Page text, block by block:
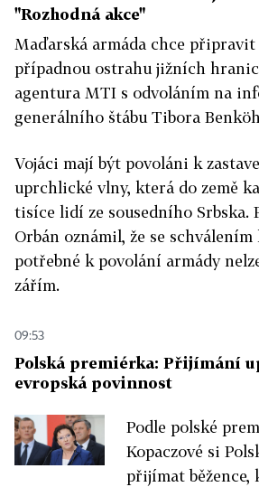
"Rozhodná akce"
Maďarská armáda chce připravit
případnou ostrahu jižních
agentura MTI s odvoláním na
generálního štábu Tibora
Vojáci mají být povoláni k
uprchlické vlny, která do země
tisíce lidí ze sousedního Srbska.
Orbán oznámil, že se
potřebné k povolání armády
zářím.
09:53
Polská premiérka: Přijímání
evropská povinnost
Podle polské
Kopaczové si
přijímat